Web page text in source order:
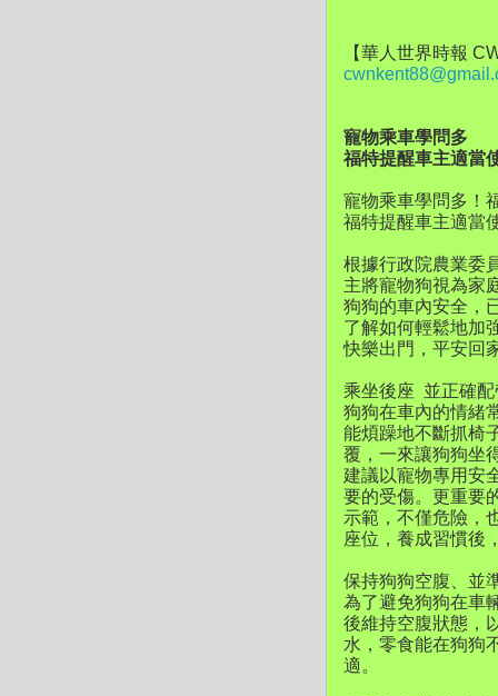
【華人世界時報
寵物乘車學問多
福特提醒車主適當
寵物乘車學問多！
福特提醒車主適當
根據行政院農業委
主將寵物狗視為家
狗狗的車內安全，
了解如何輕鬆地加
快樂出門，平安回
乘坐後座 並正確
狗狗在車內的情緒
能煩躁地不斷抓椅
覆，一來讓狗狗坐
建議以寵物專用安
要的受傷。更重要
示範，不僅危險，
座位，養成習慣後
保持狗狗空腹、並
為了避免狗狗在車
後維持空腹狀態，
水，零食能在狗狗
適。